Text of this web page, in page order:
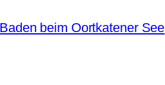
beim Oortkatener See